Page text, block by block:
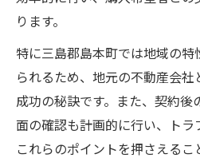
ります。
特に三島郡島本町では地域の特
られるため、地元の不動産会
成功の秘訣です。また、契約後
面の確認も計画的に行い、トラ
これらのポイントを押さえるこ